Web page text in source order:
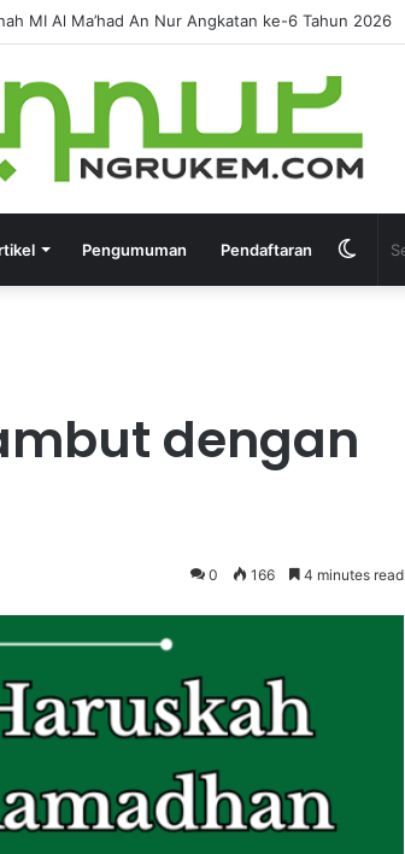
DINIYAH AL-FURQON KE-7
Pengumuman Pendaftaran
dengan
0 166 4 minutes read